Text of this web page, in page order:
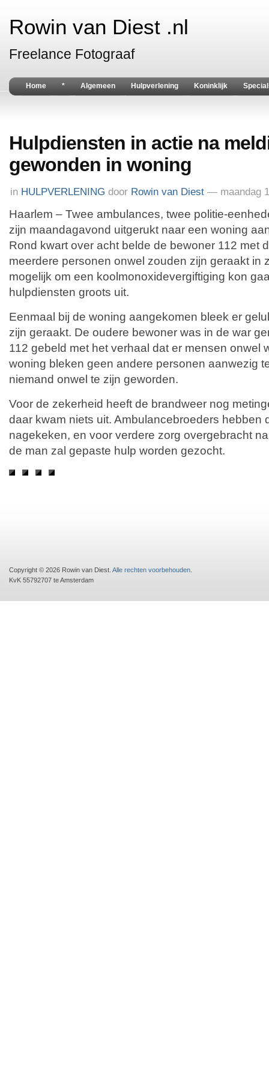
Rowin van Diest .nl
Freelance Fotograaf
Home * Algemeen Hulpverlening Koninklijk
Hulpdiensten in actie na
gewonden in woning
in HULPVERLENING door Rowin van Diest — maandag
Haarlem – Twee ambulances, twee politie-
zijn maandagavond uitgerukt naar een woning
Rond kwart over acht belde de bewoner 112 met
meerdere personen onwel zouden zijn geraakt in
mogelijk om een koolmonoxidevergiftiging kon
hulpdiensten groots uit.
Eenmaal bij de woning aangekomen bleek er
zijn geraakt. De oudere bewoner was in de war
112 gebeld met het verhaal dat er mensen onwel
woning bleken geen andere personen aanwezig
niemand onwel te zijn geworden.
Voor de zekerheid heeft de brandweer nog
daar kwam niets uit. Ambulancebroeders hebben
nagekeken, en voor verdere zorg overgebracht
de man zal gepaste hulp worden gezocht.
Copyright © 2026 Rowin van Diest. Alle rechten voorbehouden
KvK 55792707 te Amsterdam